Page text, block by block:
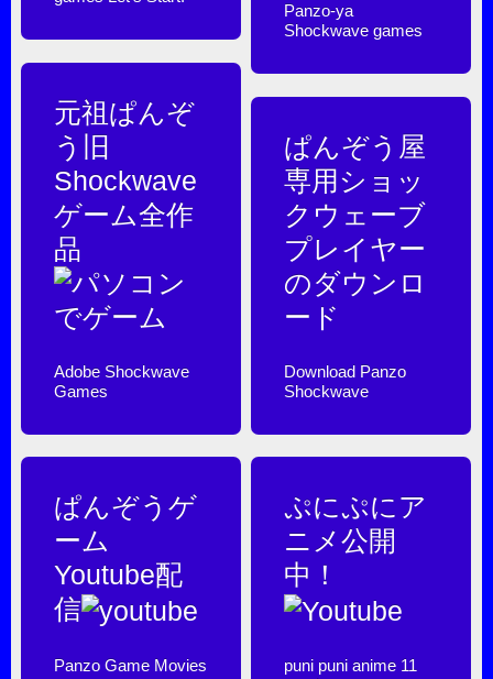
Panzo-ya
Shockwave games
元祖ぱんぞ
う旧
Shockwave
ゲーム全作
品
Adobe Shockwave
Games
ぱんぞう屋
専用ショッ
クウェーブ
プレイヤー
のダウンロ
ード
Download Panzo
Shockwave
ぱんぞうゲ
ーム
Youtube配
信
Panzo Game Movies
ぷにぷにア
ニメ公開
中！
puni puni anime 11